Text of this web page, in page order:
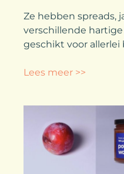
Ze hebben spreads,
verschillende
geschikt voor allerlei
Lees meer >>